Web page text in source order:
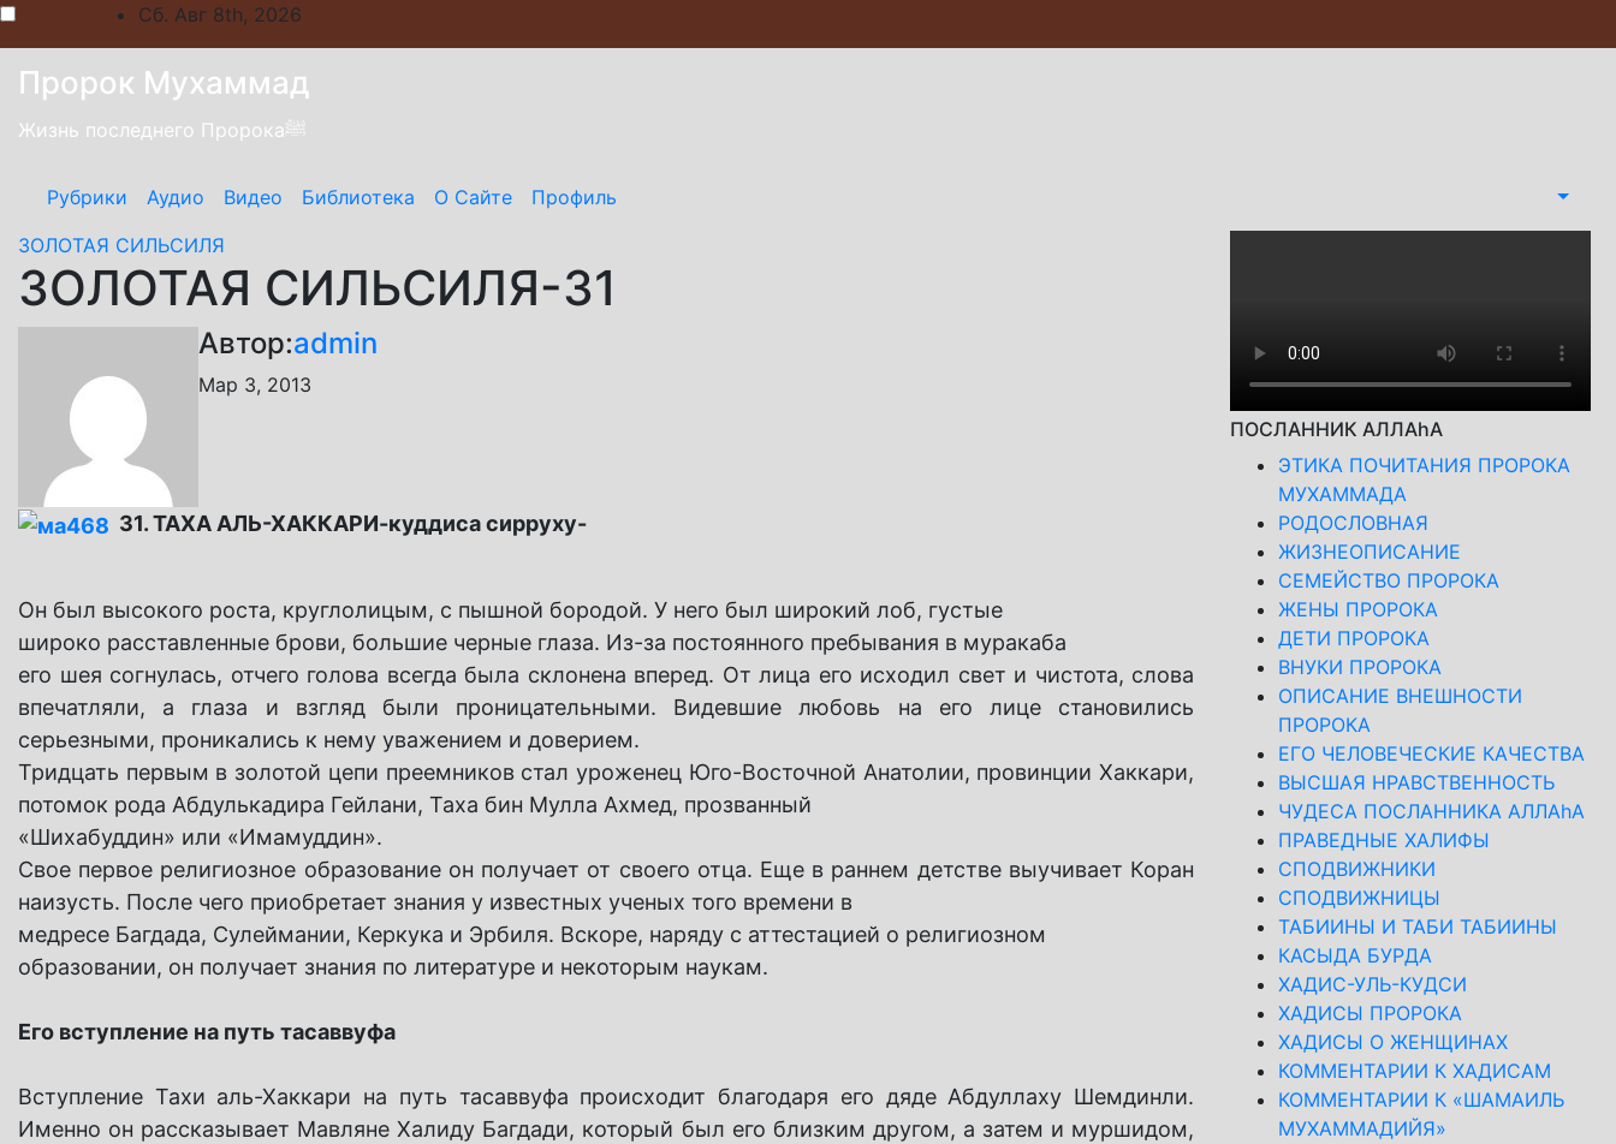
Skip
to
content
Сб. Авг 8th, 2026
Пророк Мухаммад
Жизнь последнего Пророкаﷺ
Рубрики Аудио Видео Библиотека О Сайте
Профиль
ЗОЛОТАЯ СИЛЬСИЛЯ
ЗОЛОТАЯ СИЛЬСИЛЯ-31
Автор:admin
Мар 3, 2013
31. ТАХА АЛЬ-ХАККАРИ-куддиса сирруху-
Он был высокого роста, круглолицым, с пышной бородой. У него был широкий лоб, густые
широко расставленные брови, большие черные глаза. Из-за постоянного пребывания в муракаба
его шея согнулась, отчего голова всегда была склонена вперед. От лица его исходил свет и чистота, слова
впечатляли, а глаза и взгляд были проницательными. Видевшие любовь на его лице становились
серьезными, проникались к нему уважением и доверием.
Тридцать первым в золотой цепи преемников стал уроженец Юго-Восточной Анатолии, провинции Хаккари,
потомок рода Абдулькадира Гейлани, Таха бин Мулла Ахмед, прозванный
«Шихабуддин» или «Имамуддин».
Свое первое религиозное образование он получает от своего отца. Еще в раннем детстве выучивает Коран
наизусть. После чего приобретает знания у известных ученых того времени в
медресе Багдада, Сулеймании, Керкука и Эрбиля. Вскоре, наряду с аттестацией о религиозном
образовании, он получает знания по литературе и некоторым наукам.
Его вступление на путь тасаввуфа
Вступление Тахи аль-Хаккари на путь тасаввуфа происходит благодаря его дяде Абдуллаху Шемдинли.
Именно он рассказывает Мавляне Халиду Багдади, который был его близким другом, а затем и муршидом,
ПОСЛАННИК АЛЛАhА
ЭТИКА ПОЧИТАНИЯ ПРОРОКА
МУХАММАДА
РОДОСЛОВНАЯ
ЖИЗНЕОПИСАНИЕ
СЕМЕЙСТВО ПРОРОКА
ЖЕНЫ ПРОРОКА
ДЕТИ ПРОРОКА
ВНУКИ ПРОРОКА
ОПИСАНИЕ ВНЕШНОСТИ
ПРОРОКА
ЕГО ЧЕЛОВЕЧЕСКИЕ КАЧЕСТВА
ВЫСШАЯ НРАВСТВЕННОСТЬ
ЧУДЕСА ПОСЛАННИКА АЛЛАhА
ПРАВЕДНЫЕ ХАЛИФЫ
СПОДВИЖНИКИ
СПОДВИЖНИЦЫ
ТАБИИНЫ И ТАБИ ТАБИИНЫ
КАСЫДА БУРДА
ХАДИС-УЛЬ-КУДСИ
ХАДИСЫ ПРОРОКА
ХАДИСЫ О ЖЕНЩИНАХ
КОММЕНТАРИИ К ХАДИСАМ
КОММЕНТАРИИ К «ШАМАИЛЬ
МУХАММАДИЙЯ»